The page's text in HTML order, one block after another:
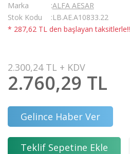
Marka
ALFA AESAR
Stok Kodu
LB.AE.A10833.22
* 287,62 TL den başlayan taksitlerle!!
2.300,24 TL + KDV
2.760,29 TL
Gelince Haber Ver
Teklif Sepetine Ekle